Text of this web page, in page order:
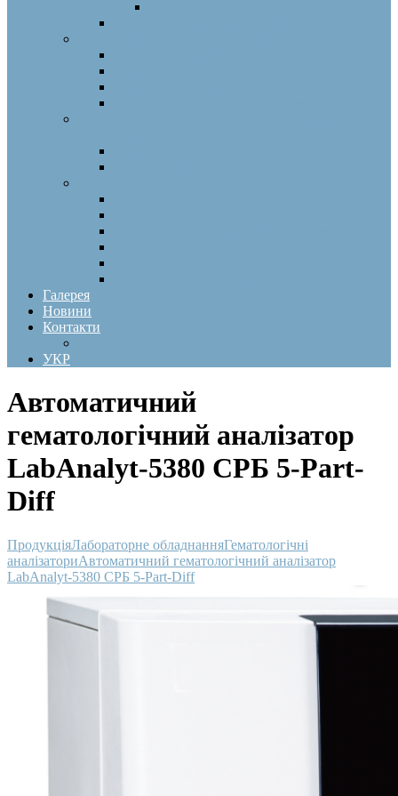
Галерея
Новини
Контакти
УКР
Автоматичний
гематологічний аналізатор
LabAnalyt-5380 CРБ 5-Part-
Diff
ПродукціяЛабораторне обладнанняГематологічні
аналізаториАвтоматичний гематологічний аналізатор
LabAnalyt-5380 CРБ 5-Part-Diff